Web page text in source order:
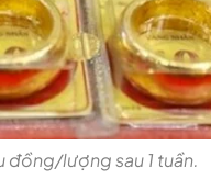
đồng/lượng sau 1 tuần.